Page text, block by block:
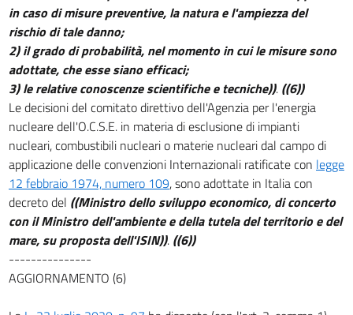
in caso di misure preventive, la natura e l'ampiezza del
rischio di tale danno;
2) il grado di probabilità, nel momento in cui le misure sono
adottate, che esse siano efficaci;
3) le relative conoscenze scientifiche e tecniche)). ((6))
Le decisioni del comitato direttivo dell'Agenzia per l'energia
nucleare dell'O.C.S.E. in materia di esclusione di impianti
nucleari, combustibili nucleari o materie nucleari dal campo di
applicazione delle convenzioni Internazionali ratificate con legge
12 febbraio 1974, numero 109, sono adottate in Italia con
decreto del ((Ministro dello sviluppo economico, di concerto
con il Ministro dell'ambiente e della tutela del territorio e del
mare, su proposta dell'ISIN)). ((6))
---------------
AGGIORNAMENTO (6)